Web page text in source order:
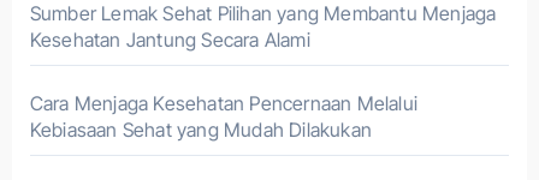
Sumber Lemak Sehat Pilihan yang Membantu Menjaga
Kesehatan Jantung Secara Alami
Cara Menjaga Kesehatan Pencernaan Melalui
Kebiasaan Sehat yang Mudah Dilakukan